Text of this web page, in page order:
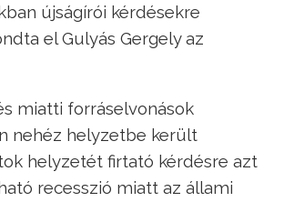
újságírói kérdésekre
el Gulyás Gergely az
miatti forráselvonások
nehéz helyzetbe került
helyzetét firtató kérdésre azt
recesszió miatt az állami